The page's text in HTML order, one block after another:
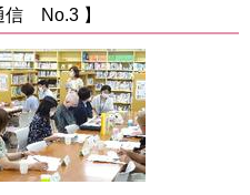
信 No.3 】